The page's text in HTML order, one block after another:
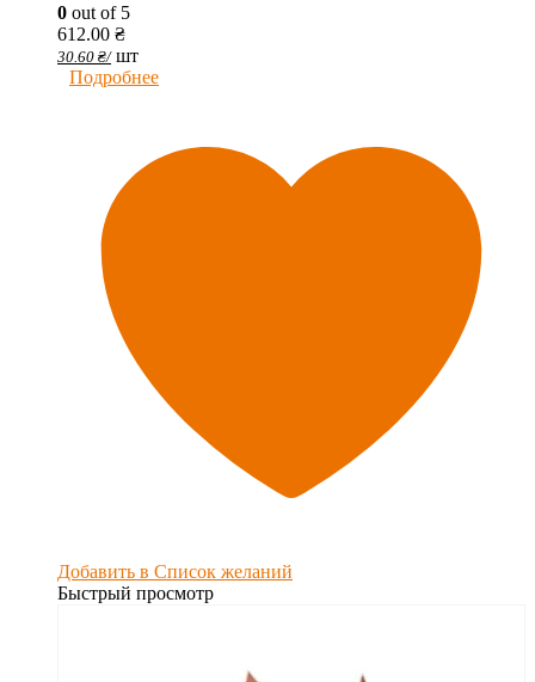
0 out of 5
612.00 ₴
30.60 ₴/ шт
Подробнее
Добавить в Список желаний
Быстрый просмотр